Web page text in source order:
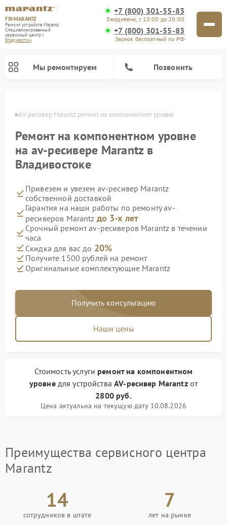
FIX-MARANTZ
Ремонт устройств Marantz
Специализированный
cервисный центр г.
Владивосток
+7 (800) 301-55-83
Ежедневно, с 10:00 до 20:00
+7 (800) 301-55-83
Звонок бесплатный по РФ
Мы ремонтируем Позвонить
AV-ресивер Marantz ремонт на компонентном уровне
Ремонт на компонентном уровне
на av-ресивере Marantz в
Владивостоке
Привезем и увезем av-ресивер Marantz
собственной доставкой
Гарантия на наши работы по ремонту av-
ресиверов Marantz до 3-х лет
Срочный ремонт av-ресиверов Marantz в течении
часа
Скидка для вас до 20%
Получите 1500 рублей на ремонт
Оригинальные комплектующие Marantz
Получить консультацию
Наши цены
Стоимость услуги ремонт на компонентном
уровнедля устройстваAV-ресивер Marantzот
2800 руб.
Цена актуальна на текущую дату 10.08.2026
Преимущества сервисного центра
Marantz
14
сотрудников в штате
7
лет на рынке